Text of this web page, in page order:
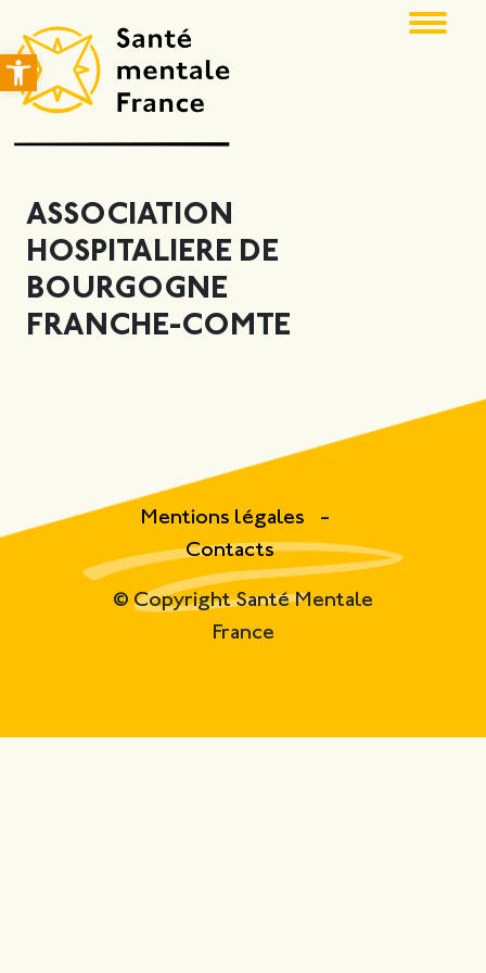
Ouvrir la barre d’outils
ASSOCIATION
HOSPITALIERE DE
BOURGOGNE
FRANCHE-COMTE
Mentions légales
Contacts
© Copyright Santé Mentale
France